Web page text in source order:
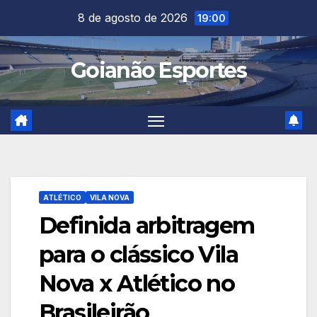
content
8 de agosto de 2026 19:00
Goianão Esportes
ATLÉTICO VILA NOVA
Definida arbitragem
para o clássico Vila
Nova x Atlético no